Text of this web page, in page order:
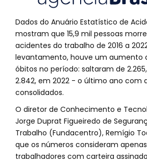
Dados do Anuário Estatístico de
mostram que 15,9 mil pessoas
acidentes do trabalho de 2016 a
levantamento, houve um aumento
óbitos no período: saltaram de
2.842, em 2022 - o último ano com
consolidados.
O diretor de Conhecimento e
Jorge Duprat Figueiredo de
Trabalho (Fundacentro), Remígio
que os números consideram
trabalhadores com carteira